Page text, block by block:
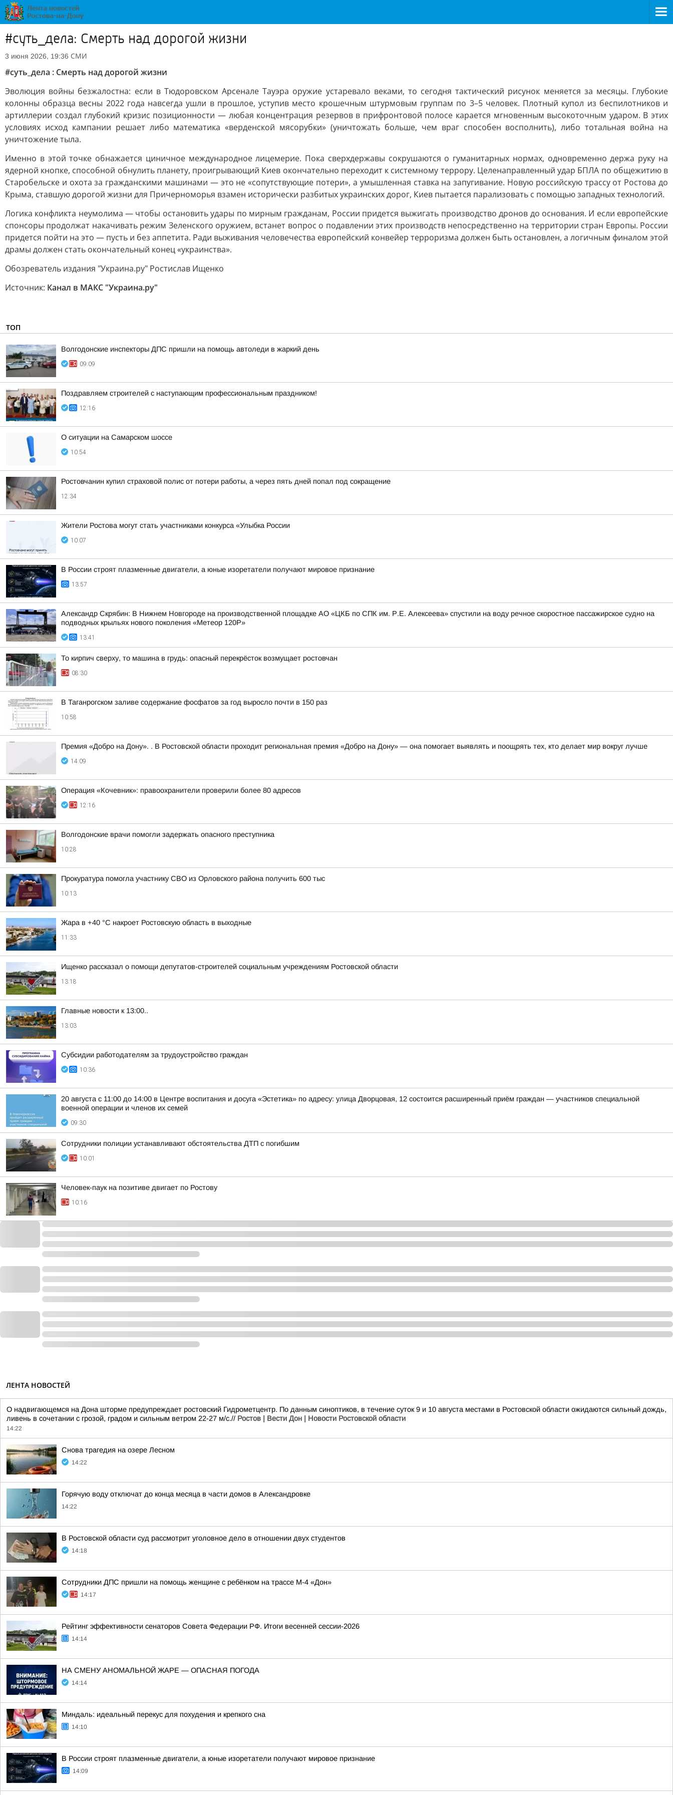
#суть_дела: Смерть над дорогой жизни
3 июня 2026, 19:36 СМИ
#суть_дела : Смерть над дорогой жизни
Эволюция войны безжалостна: если в Тюдоровском Арсенале Тауэра оружие устаревало веками, то сегодня тактический рисунок меняется за месяцы. Глубокие
колонны образца весны 2022 года навсегда ушли в прошлое, уступив место крошечным штурмовым группам по 3–5 человек. Плотный купол из беспилотников и
артиллерии создал глубокий кризис позиционности — любая концентрация резервов в прифронтовой полосе карается мгновенным высокоточным ударом. В этих
условиях исход кампании решает либо математика «верденской мясорубки» (уничтожать больше, чем враг способен восполнить), либо тотальная война на
уничтожение тыла.
Именно в этой точке обнажается циничное международное лицемерие. Пока сверхдержавы сокрушаются о гуманитарных нормах, одновременно держа руку на
ядерной кнопке, способной обнулить планету, проигрывающий Киев окончательно переходит к системному террору. Целенаправленный удар БПЛА по общежитию в
Старобельске и охота за гражданскими машинами — это не «сопутствующие потери», а умышленная ставка на запугивание. Новую российскую трассу от Ростова до
Крыма, ставшую дорогой жизни для Причерноморья взамен исторически разбитых украинских дорог, Киев пытается парализовать с помощью западных технологий.
Логика конфликта неумолима — чтобы остановить удары по мирным гражданам, России придется выжигать производство дронов до основания. И если европейские
спонсоры продолжат накачивать режим Зеленского оружием, встанет вопрос о подавлении этих производств непосредственно на территории стран Европы. России
придется пойти на это — пусть и без аппетита. Ради выживания человечества европейский конвейер терроризма должен быть остановлен, а логичным финалом этой
драмы должен стать окончательный конец «украинства».
Обозреватель издания "Украина.ру" Ростислав Ищенко
Источник: Канал в МАКС "Украина.ру"
ТОП
Волгодонские инспекторы ДПС пришли на помощь автоледи в жаркий день
09:09
Поздравляем строителей с наступающим профессиональным праздником!
12:16
О ситуации на Самарском шоссе
10:54
Ростовчанин купил страховой полис от потери работы, а через пять дней попал под сокращение
12:34
Жители Ростова могут стать участниками конкурса «Улыбка России
10:07
В России строят плазменные двигатели, а юные изоретатели получают мировое признание
13:57
Александр Скрябин: В Нижнем Новгороде на производственной площадке АО «ЦКБ по СПК им. Р.Е. Алексеева» спустили на воду речное скоростное пассажирское судно на
подводных крыльях нового поколения «Метеор 120Р»
13:41
То кирпич сверху, то машина в грудь: опасный перекрёсток возмущает ростовчан
08:30
В Таганрогском заливе содержание фосфатов за год выросло почти в 150 раз
10:58
Премия «Добро на Дону». . В Ростовской области проходит региональная премия «Добро на Дону» — она помогает выявлять и поощрять тех, кто делает мир вокруг лучше
14:09
Операция «Кочевник»: правоохранители проверили более 80 адресов
12:16
Волгодонские врачи помогли задержать опасного преступника
10:28
Прокуратура помогла участнику СВО из Орловского района получить 600 тыс
10:13
Жара в +40 °С накроет Ростовскую область в выходные
11:33
Ищенко рассказал о помощи депутатов-строителей социальным учреждениям Ростовской области
13:18
Главные новости к 13:00..
13:03
Субсидии работодателям за трудоустройство граждан
10:36
20 августа с 11:00 до 14:00 в Центре воспитания и досуга «Эстетика» по адресу: улица Дворцовая, 12 состоится расширенный приём граждан — участников специальной
военной операции и членов их семей
09:30
Сотрудники полиции устанавливают обстоятельства ДТП с погибшим
10:01
Человек-паук на позитиве двигает по Ростову
10:16
ЛЕНТА НОВОСТЕЙ
О надвигающемся на Дона шторме предупреждает ростовский Гидрометцентр. По данным синоптиков, в течение суток 9 и 10 августа местами в Ростовской области ожидаются сильный дождь,
ливень в сочетании с грозой, градом и сильным ветром 22-27 м/с.// Ростов | Вести Дон | Новости Ростовской области
14:22
Снова трагедия на озере Лесном
14:22
Горячую воду отключат до конца месяца в части домов в Александровке
14:22
В Ростовской области суд рассмотрит уголовное дело в отношении двух студентов
14:18
Сотрудники ДПС пришли на помощь женщине с ребёнком на трассе М-4 «Дон»
14:17
Рейтинг эффективности сенаторов Совета Федерации РФ. Итоги весенней сессии-2026
14:14
НА СМЕНУ АНОМАЛЬНОЙ ЖАРЕ — ОПАСНАЯ ПОГОДА
14:14
Миндаль: идеальный перекус для похудения и крепкого сна
14:10
В России строят плазменные двигатели, а юные изоретатели получают мировое признание
14:09